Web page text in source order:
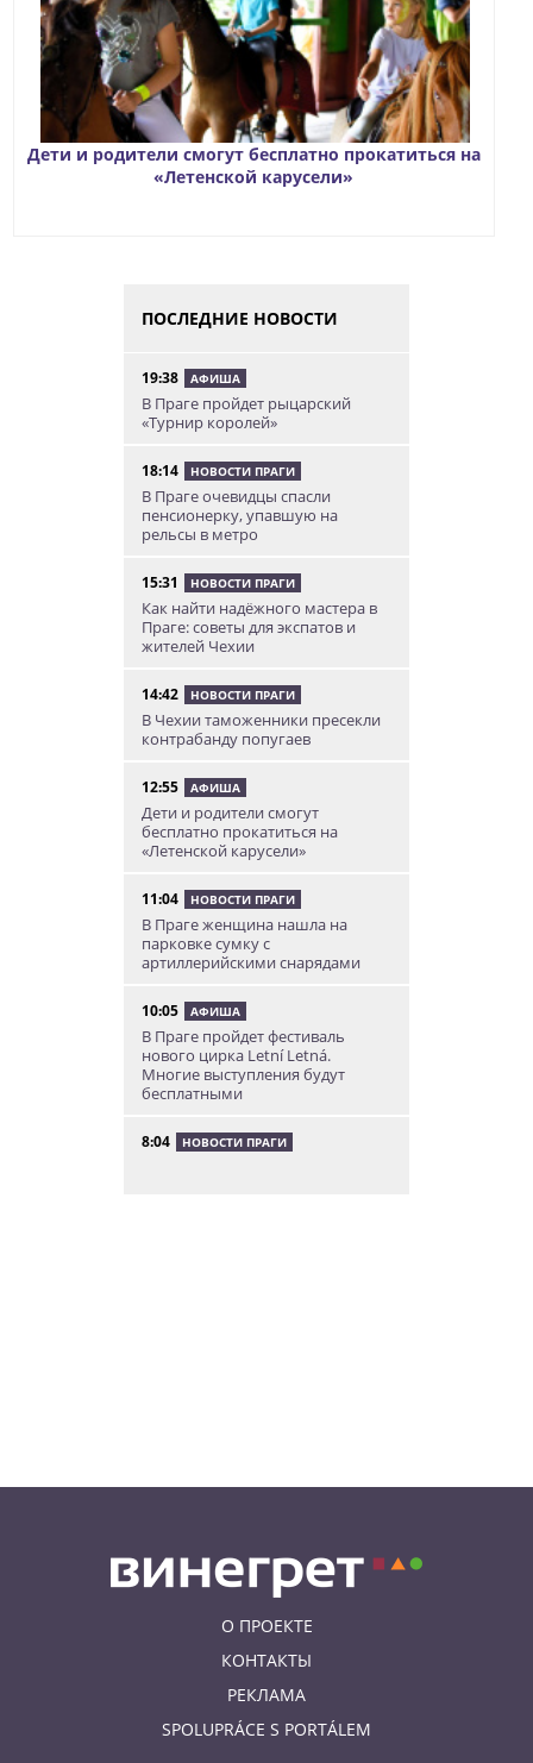
Дети и родители смогут бесплатно прокатиться на
«Летенской карусели»
ПОСЛЕДНИЕ НОВОСТИ
19:38 АФИША
В Праге пройдет рыцарский
«Турнир королей»
18:14 НОВОСТИ ПРАГИ
В Праге очевидцы спасли
пенсионерку, упавшую на
рельсы в метро
15:31 НОВОСТИ ПРАГИ
Как найти надёжного мастера в
Праге: советы для экспатов и
жителей Чехии
14:42 НОВОСТИ ПРАГИ
В Чехии таможенники пресекли
контрабанду попугаев
12:55 АФИША
Дети и родители смогут
бесплатно прокатиться на
«Летенской карусели»
11:04 НОВОСТИ ПРАГИ
В Праге женщина нашла на
парковке сумку с
артиллерийскими снарядами
10:05 АФИША
В Праге пройдет фестиваль
нового цирка Letní Letná.
Многие выступления будут
бесплатными
8:04 НОВОСТИ ПРАГИ
О ПРОЕКТЕ
КОНТАКТЫ
РЕКЛАМА
SPOLUPRÁCE S PORTÁLEM